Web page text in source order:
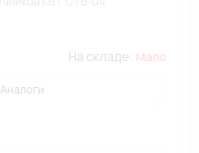
На складе: Мало
Аналоги